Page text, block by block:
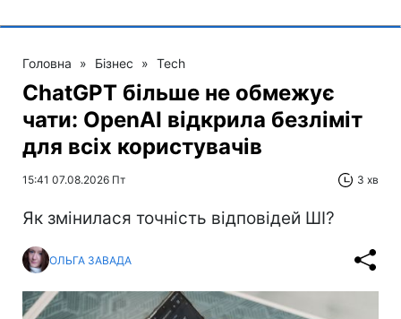
Головна » Бізнес » Tech
ChatGPT більше не обмежує
чати: OpenAI відкрила безліміт
для всіх користувачів
15:41 07.08.2026 Пт 3 хв
Як змінилася точність відповідей ШІ?
ОЛЬГА ЗАВАДА